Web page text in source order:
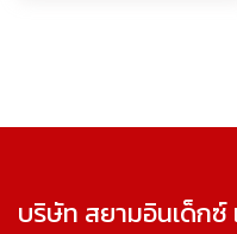
บริษัท สยามอินเด็กซ์